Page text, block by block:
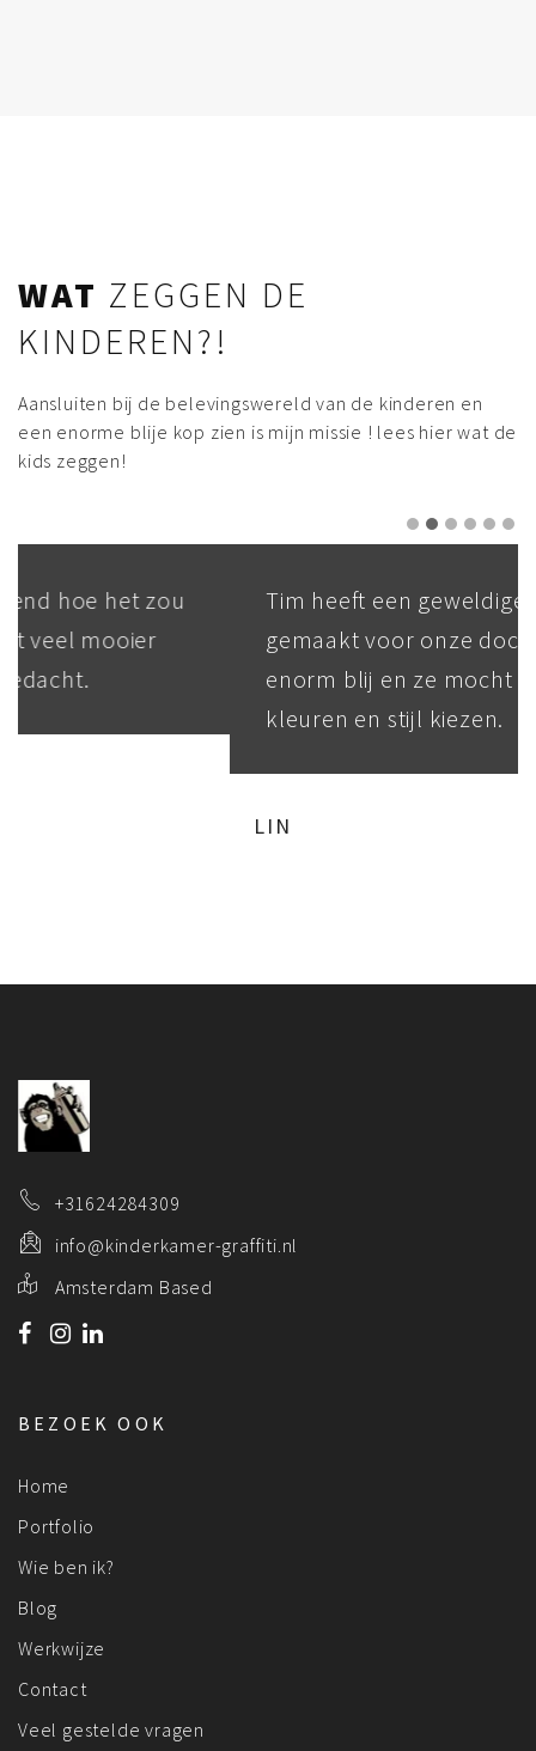
WAT ZEGGEN DE
KINDEREN?!
Aansluiten bij de belevingswereld van de kinderen en
een enorme blije kop zien is mijn missie ! lees hier wat de
kids zeggen!
Tim heeft een geweldige graffiti
gemaakt voor onze dochter. Ze is echt
enorm blij en ze mocht haar eigen
kleuren en stijl kiezen.
+31624284309
info@kinderkamer-graffiti.nl
Amsterdam Based
BEZOEK OOK
Home
Portfolio
Wie ben ik?
Blog
Werkwijze
Contact
Veel gestelde vragen